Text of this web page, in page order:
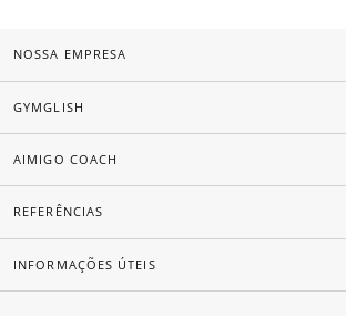
NOSSA EMPRESA
GYMGLISH
AIMIGO COACH
REFERÊNCIAS
INFORMAÇÕES ÚTEIS